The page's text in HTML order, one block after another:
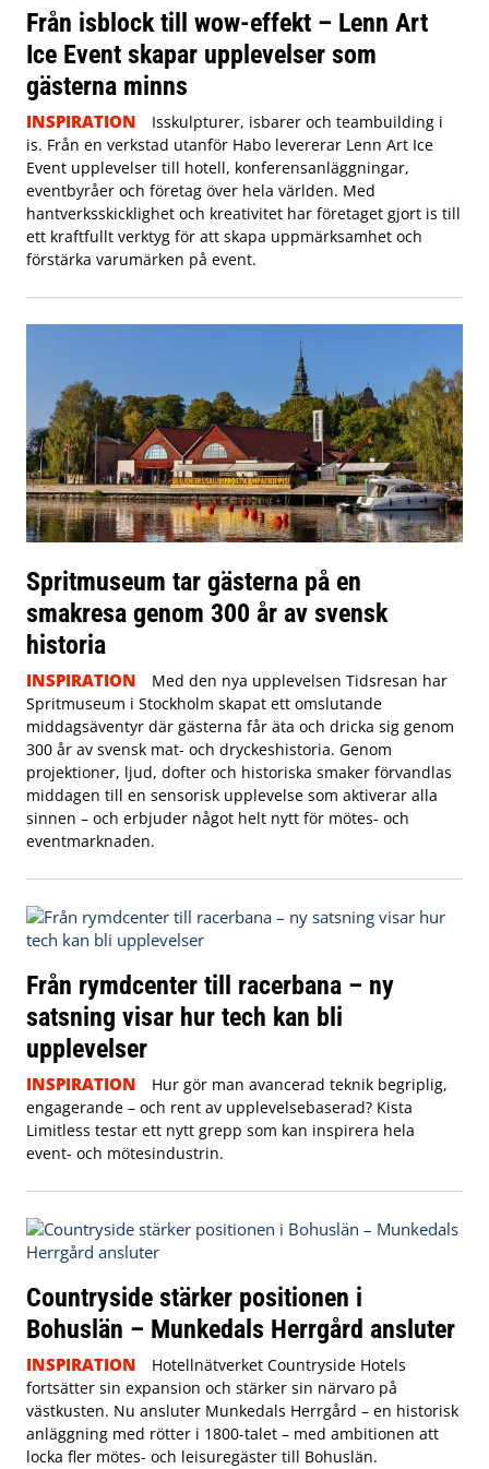
Från isblock till wow-effekt – Lenn Art
Ice Event skapar upplevelser som
gästerna minns
INSPIRATION
Isskulpturer, isbarer och teambuilding i
is. Från en verkstad utanför Habo levererar Lenn Art Ice
Event upplevelser till hotell, konferensanläggningar,
eventbyråer och företag över hela världen. Med
hantverksskicklighet och kreativitet har företaget gjort is till
ett kraftfullt verktyg för att skapa uppmärksamhet och
förstärka varumärken på event.
Spritmuseum tar gästerna på en
smakresa genom 300 år av svensk
historia
INSPIRATION
Med den nya upplevelsen Tidsresan har
Spritmuseum i Stockholm skapat ett omslutande
middagsäventyr där gästerna får äta och dricka sig genom
300 år av svensk mat- och dryckeshistoria. Genom
projektioner, ljud, dofter och historiska smaker förvandlas
middagen till en sensorisk upplevelse som aktiverar alla
sinnen – och erbjuder något helt nytt för mötes- och
eventmarknaden.
Från rymdcenter till racerbana – ny
satsning visar hur tech kan bli
upplevelser
INSPIRATION
Hur gör man avancerad teknik begriplig,
engagerande – och rent av upplevelsebaserad? Kista
Limitless testar ett nytt grepp som kan inspirera hela
event- och mötesindustrin.
Countryside stärker positionen i
Bohuslän – Munkedals Herrgård ansluter
INSPIRATION
Hotellnätverket Countryside Hotels
fortsätter sin expansion och stärker sin närvaro på
västkusten. Nu ansluter Munkedals Herrgård – en historisk
anläggning med rötter i 1800-talet – med ambitionen att
locka fler mötes- och leisuregäster till Bohuslän.